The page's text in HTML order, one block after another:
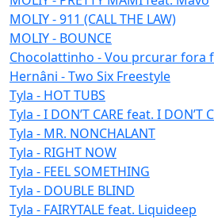
MOLIY - 911 (CALL THE LAW)
MOLIY - BOUNCE
Chocolattinho - Vou prcurar fora
Hernâni - Two Six Freestyle
Tyla - HOT TUBS
Tyla - I DON’T CARE feat. I DON’T
Tyla - MR. NONCHALANT
Tyla - RIGHT NOW
Tyla - FEEL SOMETHING
Tyla - DOUBLE BLIND
Tyla - FAIRYTALE feat. Liquideep